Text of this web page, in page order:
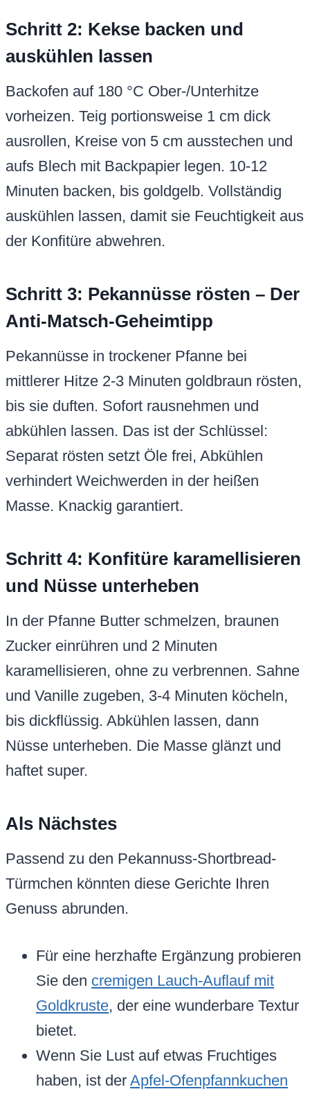
Schritt 2: Kekse backen und
auskühlen lassen
Backofen auf 180 °C Ober-/Unterhitze
vorheizen. Teig portionsweise 1 cm dick
ausrollen, Kreise von 5 cm ausstechen und
aufs Blech mit Backpapier legen. 10-12
Minuten backen, bis goldgelb. Vollständig
auskühlen lassen, damit sie Feuchtigkeit aus
der Konfitüre abwehren.
Schritt 3: Pekannüsse rösten – Der
Anti-Matsch-Geheimtipp
Pekannüsse in trockener Pfanne bei
mittlerer Hitze 2-3 Minuten goldbraun rösten,
bis sie duften. Sofort rausnehmen und
abkühlen lassen. Das ist der Schlüssel:
Separat rösten setzt Öle frei, Abkühlen
verhindert Weichwerden in der heißen
Masse. Knackig garantiert.
Schritt 4: Konfitüre karamellisieren
und Nüsse unterheben
In der Pfanne Butter schmelzen, braunen
Zucker einrühren und 2 Minuten
karamellisieren, ohne zu verbrennen. Sahne
und Vanille zugeben, 3-4 Minuten köcheln,
bis dickflüssig. Abkühlen lassen, dann
Nüsse unterheben. Die Masse glänzt und
haftet super.
Als Nächstes
Passend zu den Pekannuss-Shortbread-
Türmchen könnten diese Gerichte Ihren
Genuss abrunden.
Für eine herzhafte Ergänzung probieren
Sie den cremigen Lauch-Auflauf mit
Goldkruste, der eine wunderbare Textur
bietet.
Wenn Sie Lust auf etwas Fruchtiges
haben, ist der Apfel-Ofenpfannkuchen